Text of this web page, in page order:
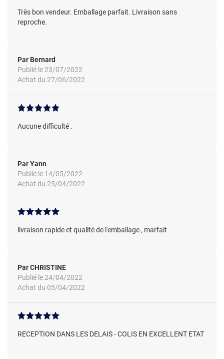
Très bon vendeur. Emballage parfait. Livraison sans
reproche.
Par Bernard
Publié le 23/07/2022
Achat du 27/06/2022
Aucune difficulté .
Par Yann
Publié le 14/05/2022
Achat du 25/04/2022
livraison rapide et qualité de l'emballage , marfait
Par CHRISTINE
Publié le 24/04/2022
Achat du 05/04/2022
RECEPTION DANS LES DELAIS - COLIS EN EXCELLENT ETAT